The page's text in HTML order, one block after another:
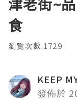
津老街~
食
瀏覽次數:1729
KEEP
發佈於